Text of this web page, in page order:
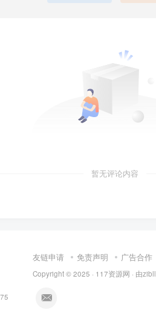
暂无评论内容
友链申请 免责声明 广告合作
Copyright © 2025 · 117资源网 · 由